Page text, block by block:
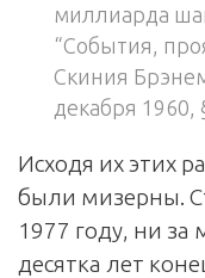
миллиарда
“События,
Скиния
декабря 1960,
Исходя их этих
были мизерны.
1977 году, ни за
десятка лет